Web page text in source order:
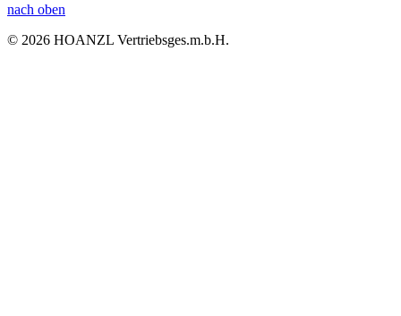
nach oben
© 2026 HOANZL Vertriebsges.m.b.H.